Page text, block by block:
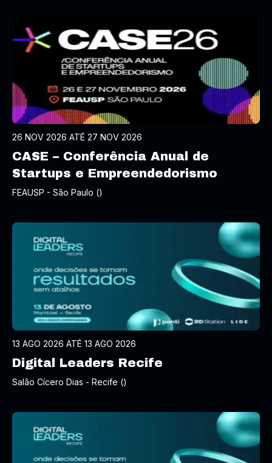
26 NOV 2026 ATÉ 27 NOV 2026
CASE – Conferência Anual de
Startups e Empreendedorismo
FEAUSP - São Paulo ()
13 AGO 2026 ATÉ 13 AGO 2026
Digital Leaders Recife
Salão Cícero Dias - Recife ()